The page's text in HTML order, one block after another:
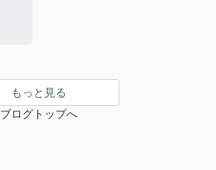
もっと見る
ブログトップへ